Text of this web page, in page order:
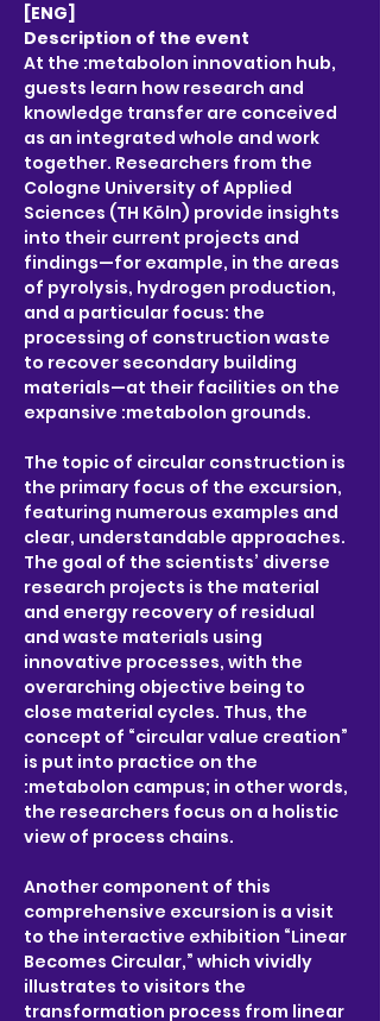
[ENG]
Description of the event
At the :metabolon innovation hub,
guests learn how research and
knowledge transfer are conceived
as an integrated whole and work
together. Researchers from the
Cologne University of Applied
Sciences (TH Köln) provide insights
into their current projects and
findings—for example, in the areas
of pyrolysis, hydrogen production,
and a particular focus: the
processing of construction waste
to recover secondary building
materials—at their facilities on the
expansive :metabolon grounds.
The topic of circular construction is
the primary focus of the excursion,
featuring numerous examples and
clear, understandable approaches.
The goal of the scientists’ diverse
research projects is the material
and energy recovery of residual
and waste materials using
innovative processes, with the
overarching objective being to
close material cycles. Thus, the
concept of “circular value creation”
is put into practice on the
:metabolon campus; in other words,
the researchers focus on a holistic
view of process chains.
Another component of this
comprehensive excursion is a visit
to the interactive exhibition “Linear
Becomes Circular,” which vividly
illustrates to visitors the
transformation process from linear